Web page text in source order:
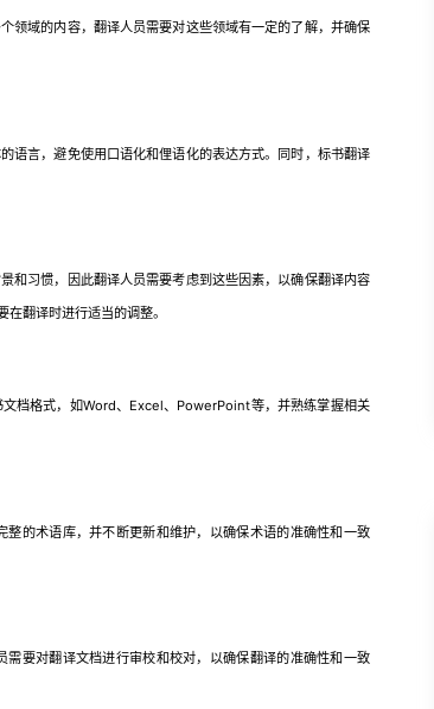
域的内容，翻译人员需要对这些领域有一定的了解，并确保
言，避免使用口语化和俚语化的表达方式。同时，标书翻译
习惯，因此翻译人员需要考虑到这些因素，以确保翻译内容
翻译时进行适当的调整。
档格式，如Word、Excel、PowerPoint等，并熟练掌握相关
的术语库，并不断更新和维护，以确保术语的准确性和一致
要对翻译文档进行审校和校对，以确保翻译的准确性和一致